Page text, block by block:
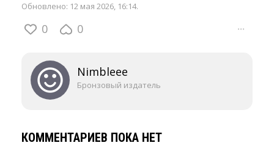
Обновлено: 12 мая 2026, 16:14.
0 0 ···
Nimbleee
Бронзовый издатель
КОММЕНТАРИЕВ ПОКА НЕТ